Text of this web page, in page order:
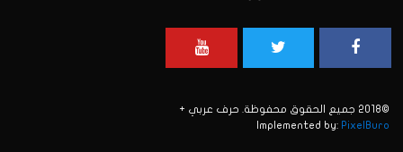
©2018 جميع الحقوق محفوظة. حرف عربي +
Implemented by: PixelBuro